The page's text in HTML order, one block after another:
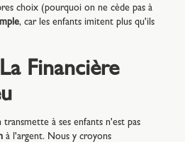
choix (pourquoi on ne cède pas à
, car les enfants imitent plus qu'ils
Financière
à ses enfants n'est pas
à l'argent. Nous y croyons